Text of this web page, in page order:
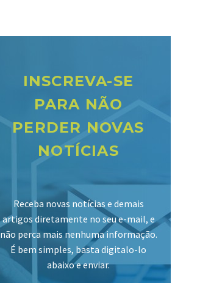
INSCREVA-SE
PARA NÃO
PERDER NOVAS
NOTÍCIAS
Receba novas notícias e demais
artigos diretamente no seu e-mail, e
não perca mais nenhuma informação.
É bem simples, basta digitalo-lo
abaixo e enviar.